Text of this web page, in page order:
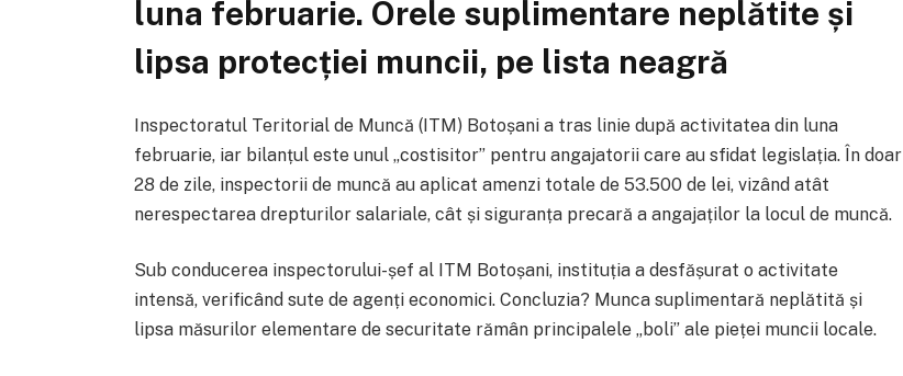
luna februarie. Orele suplimentare neplătite și
lipsa protecției muncii, pe lista neagră
Inspectoratul Teritorial de Muncă (ITM) Botoșani a tras linie după activitatea din luna
februarie, iar bilanțul este unul „costisitor” pentru angajatorii care au sfidat legislația. În doar
28 de zile, inspectorii de muncă au aplicat amenzi totale de 53.500 de lei, vizând atât
nerespectarea drepturilor salariale, cât și siguranța precară a angajaților la locul de muncă.
Sub conducerea inspectorului-șef al ITM Botoșani, instituția a desfășurat o activitate
intensă, verificând sute de agenți economici. Concluzia? Munca suplimentară neplătită și
lipsa măsurilor elementare de securitate rămân principalele „boli” ale pieței muncii locale.